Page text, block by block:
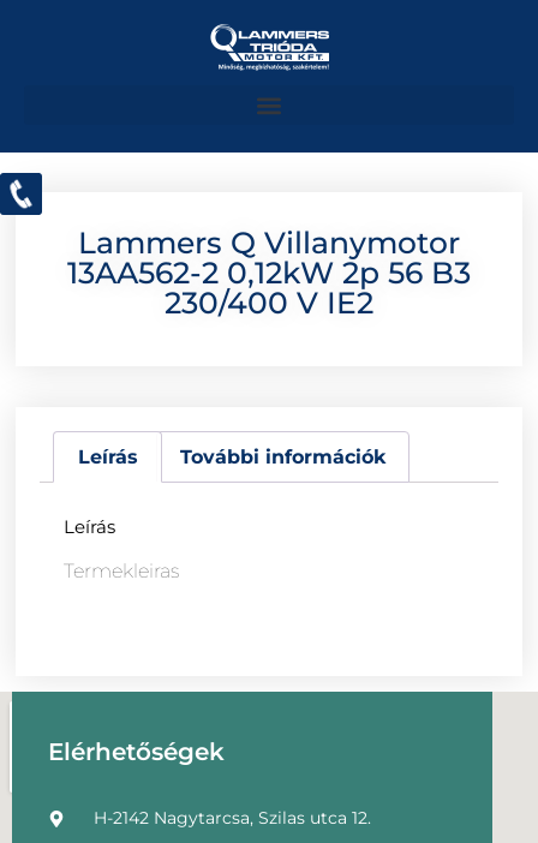
Lammers Q Villanymotor
13AA562-2 0,12kW 2p 56 B3
230/400 V IE2
Leírás További információk
Leírás
Termekleiras
Elérhetőségek
H-2142 Nagytarcsa, Szilas utca 12.